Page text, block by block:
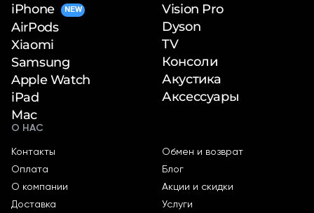
iPhone NEW
AirPods
Xiaomi
Samsung
Apple Watch
iPad
Mac
Vision Pro
Dyson
TV
Консоли
Акустика
Аксессуары
О НАС
Контакты
Оплата
О компании
Доставка
Обмен и возврат
Блог
Акции и скидки
Услуги